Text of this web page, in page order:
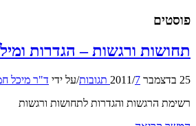
פוסטים
תחושות ורגשות – הגדרות
25 בדצמבר 2011 /7 תגובות /על ידי ד"ר מיכל
רשימת הרגשות והגדרות לתחושות ורגשות